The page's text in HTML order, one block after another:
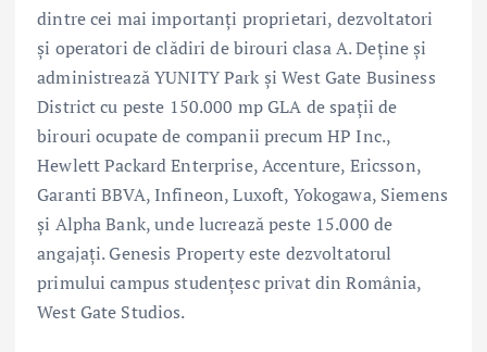
dintre cei mai importanți proprietari, dezvoltatori
și operatori de clădiri de birouri clasa A. Deține și
administrează YUNITY Park și West Gate Business
District cu peste 150.000 mp GLA de spații de
birouri ocupate de companii precum HP Inc.,
Hewlett Packard Enterprise, Accenture, Ericsson,
Garanti BBVA, Infineon, Luxoft, Yokogawa, Siemens
și Alpha Bank, unde lucrează peste 15.000 de
angajați. Genesis Property este dezvoltatorul
primului campus studențesc privat din România,
West Gate Studios.